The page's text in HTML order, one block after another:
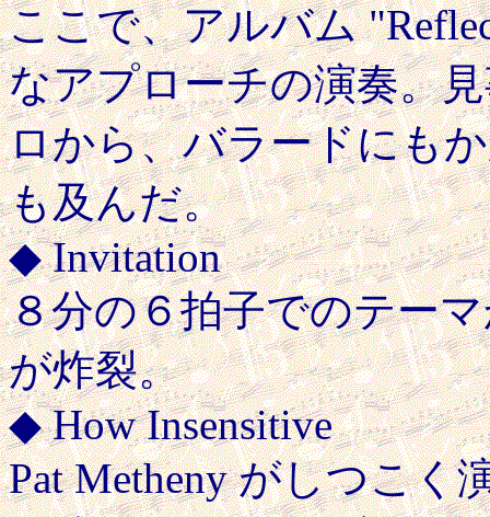
ここで、アルバム
なアプローチの演奏。
ロから、バラードにも
も及んだ。
◆ Invitation
８分の６拍子でのテー
が炸裂。
◆ How Insensitive
Pat Metheny がしつこく